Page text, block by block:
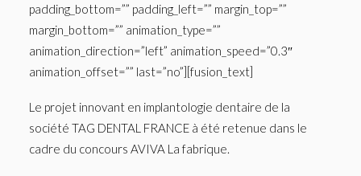
padding_bottom=”” padding_left=”” margin_top=””
margin_bottom=”” animation_type=””
animation_direction=”left” animation_speed=”0.3″
animation_offset=”” last=”no”][fusion_text]
Le projet innovant en implantologie dentaire de la
société TAG DENTAL FRANCE à été retenue dans le
cadre du concours AVIVA La fabrique.